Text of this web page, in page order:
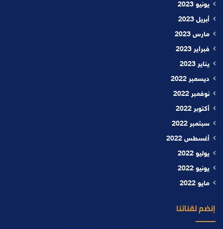
يونيو 2023
أبريل 2023
مارس 2023
فبراير 2023
يناير 2023
ديسمبر 2022
نوفمبر 2022
أكتوبر 2022
سبتمبر 2022
أغسطس 2022
يوليو 2022
يونيو 2022
مايو 2022
إنضم لقناتنا